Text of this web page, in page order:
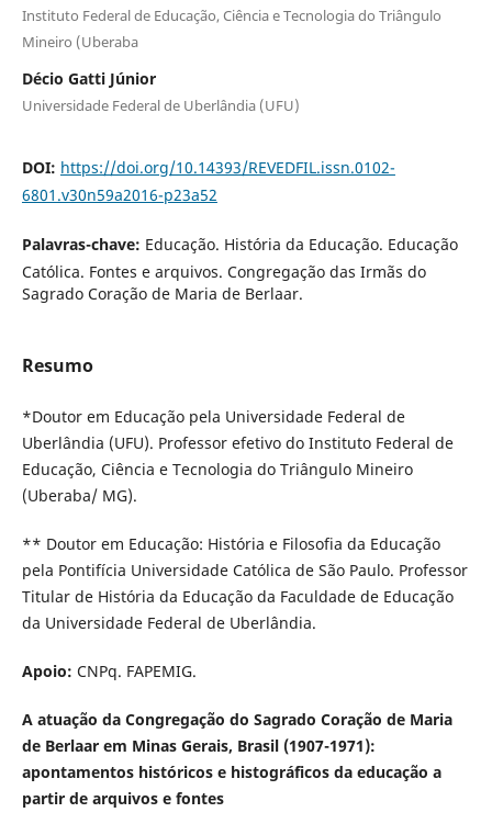
Instituto Federal de Educação, Ciência e Tecnologia do Triângulo
Mineiro (Uberaba
Décio Gatti Júnior
Universidade Federal de Uberlândia (UFU)
DOI: https://doi.org/10.14393/REVEDFIL.issn.0102-
6801.v30n59a2016-p23a52
Palavras-chave: Educação. História da Educação. Educação
Católica. Fontes e arquivos. Congregação das Irmãs do
Sagrado Coração de Maria de Berlaar.
Resumo
*Doutor em Educação pela Universidade Federal de
Uberlândia (UFU). Professor efetivo do Instituto Federal de
Educação, Ciência e Tecnologia do Triângulo Mineiro
(Uberaba/ MG).
** Doutor em Educação: História e Filosofia da Educação
pela Pontifícia Universidade Católica de São Paulo. Professor
Titular de História da Educação da Faculdade de Educação
da Universidade Federal de Uberlândia.
Apoio: CNPq. FAPEMIG.
A atuação da Congregação do Sagrado Coração de Maria
de Berlaar em Minas Gerais, Brasil (1907-1971):
apontamentos históricos e histográficos da educação a
partir de arquivos e fontes